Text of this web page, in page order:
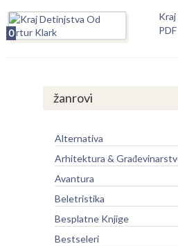
0
PDF
žanrovi
Alternativa
Arhitektura &
Avantura
Beletristika
Besplatne Knjige
Bestseleri